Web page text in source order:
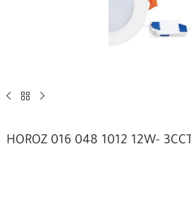
بنل دفن ابيض متغير HOROZ 016 048 1012 12W- 3CCT